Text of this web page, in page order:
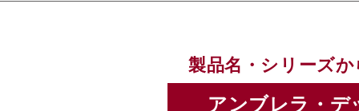
製品名・シリーズ
アンブレラ・デ